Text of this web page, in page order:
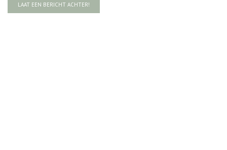
LAAT EEN BERICHT ACHTER!